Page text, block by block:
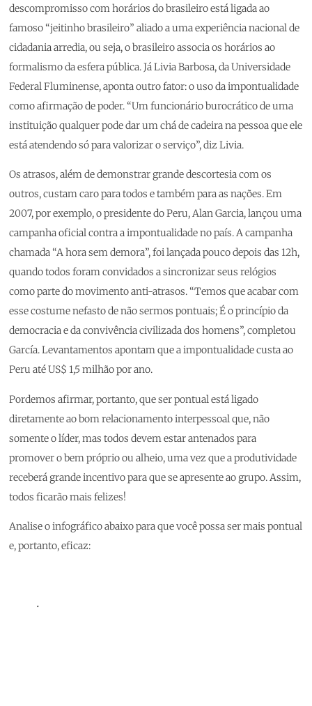
descompromisso com horários do brasileiro está ligada ao
famoso “jeitinho brasileiro” aliado a uma experiência nacional de
cidadania arredia, ou seja, o brasileiro associa os horários ao
formalismo da esfera pública. Já Livia Barbosa, da Universidade
Federal Fluminense, aponta outro fator: o uso da impontualidade
como afirmação de poder. “Um funcionário burocrático de uma
instituição qualquer pode dar um chá de cadeira na pessoa que ele
está atendendo só para valorizar o serviço”, diz Livia.
Os atrasos, além de demonstrar grande descortesia com os
outros, custam caro para todos e também para as nações. Em
2007, por exemplo, o presidente do Peru, Alan Garcia, lançou uma
campanha oficial contra a impontualidade no país. A campanha
chamada “A hora sem demora”, foi lançada pouco depois das 12h,
quando todos foram convidados a sincronizar seus relógios
como parte do movimento anti-atrasos. “Temos que acabar com
esse costume nefasto de não sermos pontuais; É o princípio da
democracia e da convivência civilizada dos homens”, completou
García. Levantamentos apontam que a impontualidade custa ao
Peru até US$ 1,5 milhão por ano.
Pordemos afirmar, portanto, que ser pontual está ligado
diretamente ao bom relacionamento interpessoal que, não
somente o líder, mas todos devem estar antenados para
promover o bem próprio ou alheio, uma vez que a produtividade
receberá grande incentivo para que se apresente ao grupo. Assim,
todos ficarão mais felizes!
Analise o infográfico abaixo para que você possa ser mais pontual
e, portanto, eficaz:
.